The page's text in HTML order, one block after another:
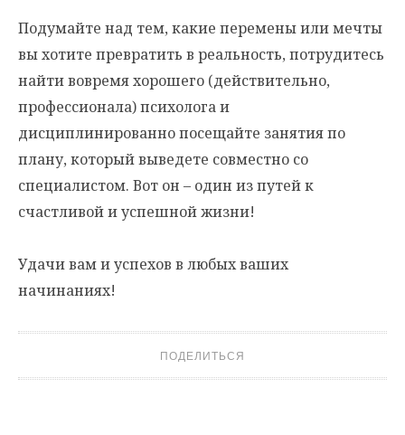
Подумайте над тем, какие перемены или мечты
вы хотите превратить в реальность, потрудитесь
найти вовремя хорошего (действительно,
профессионала) психолога и
дисциплинированно посещайте занятия по
плану, который выведете совместно со
специалистом. Вот он – один из путей к
счастливой и успешной жизни!
Удачи вам и успехов в любых ваших
начинаниях!
ПОДЕЛИТЬСЯ